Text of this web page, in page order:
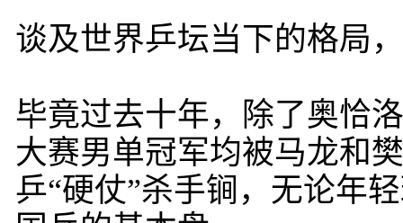
谈及世界乒坛当下的格局
毕竟过去十年，除了奥恰
大赛男单冠军均被马龙和
乒“硬仗”杀手锏，无论年